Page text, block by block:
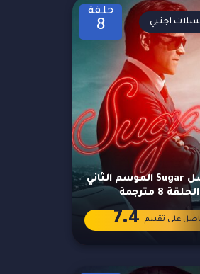
حلقة
8
مسلسل Sugar الموسم الثاني
الحلقة 8 مترجمة
اجنبي
على تقييم 7.4